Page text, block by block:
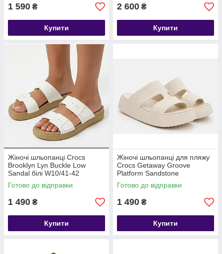
1 590 ₴
Купити
2 600 ₴
Купити
Жіночі шльопанці Crocs
Brooklyn Lyn Buckle Low
Sandal білі W10/41-42
Готово до відправки
1 490 ₴
Купити
Жіночі шльопанці для пляжу
Crocs Getaway Groove
Platform Sandstone
Готово до відправки
1 490 ₴
Купити